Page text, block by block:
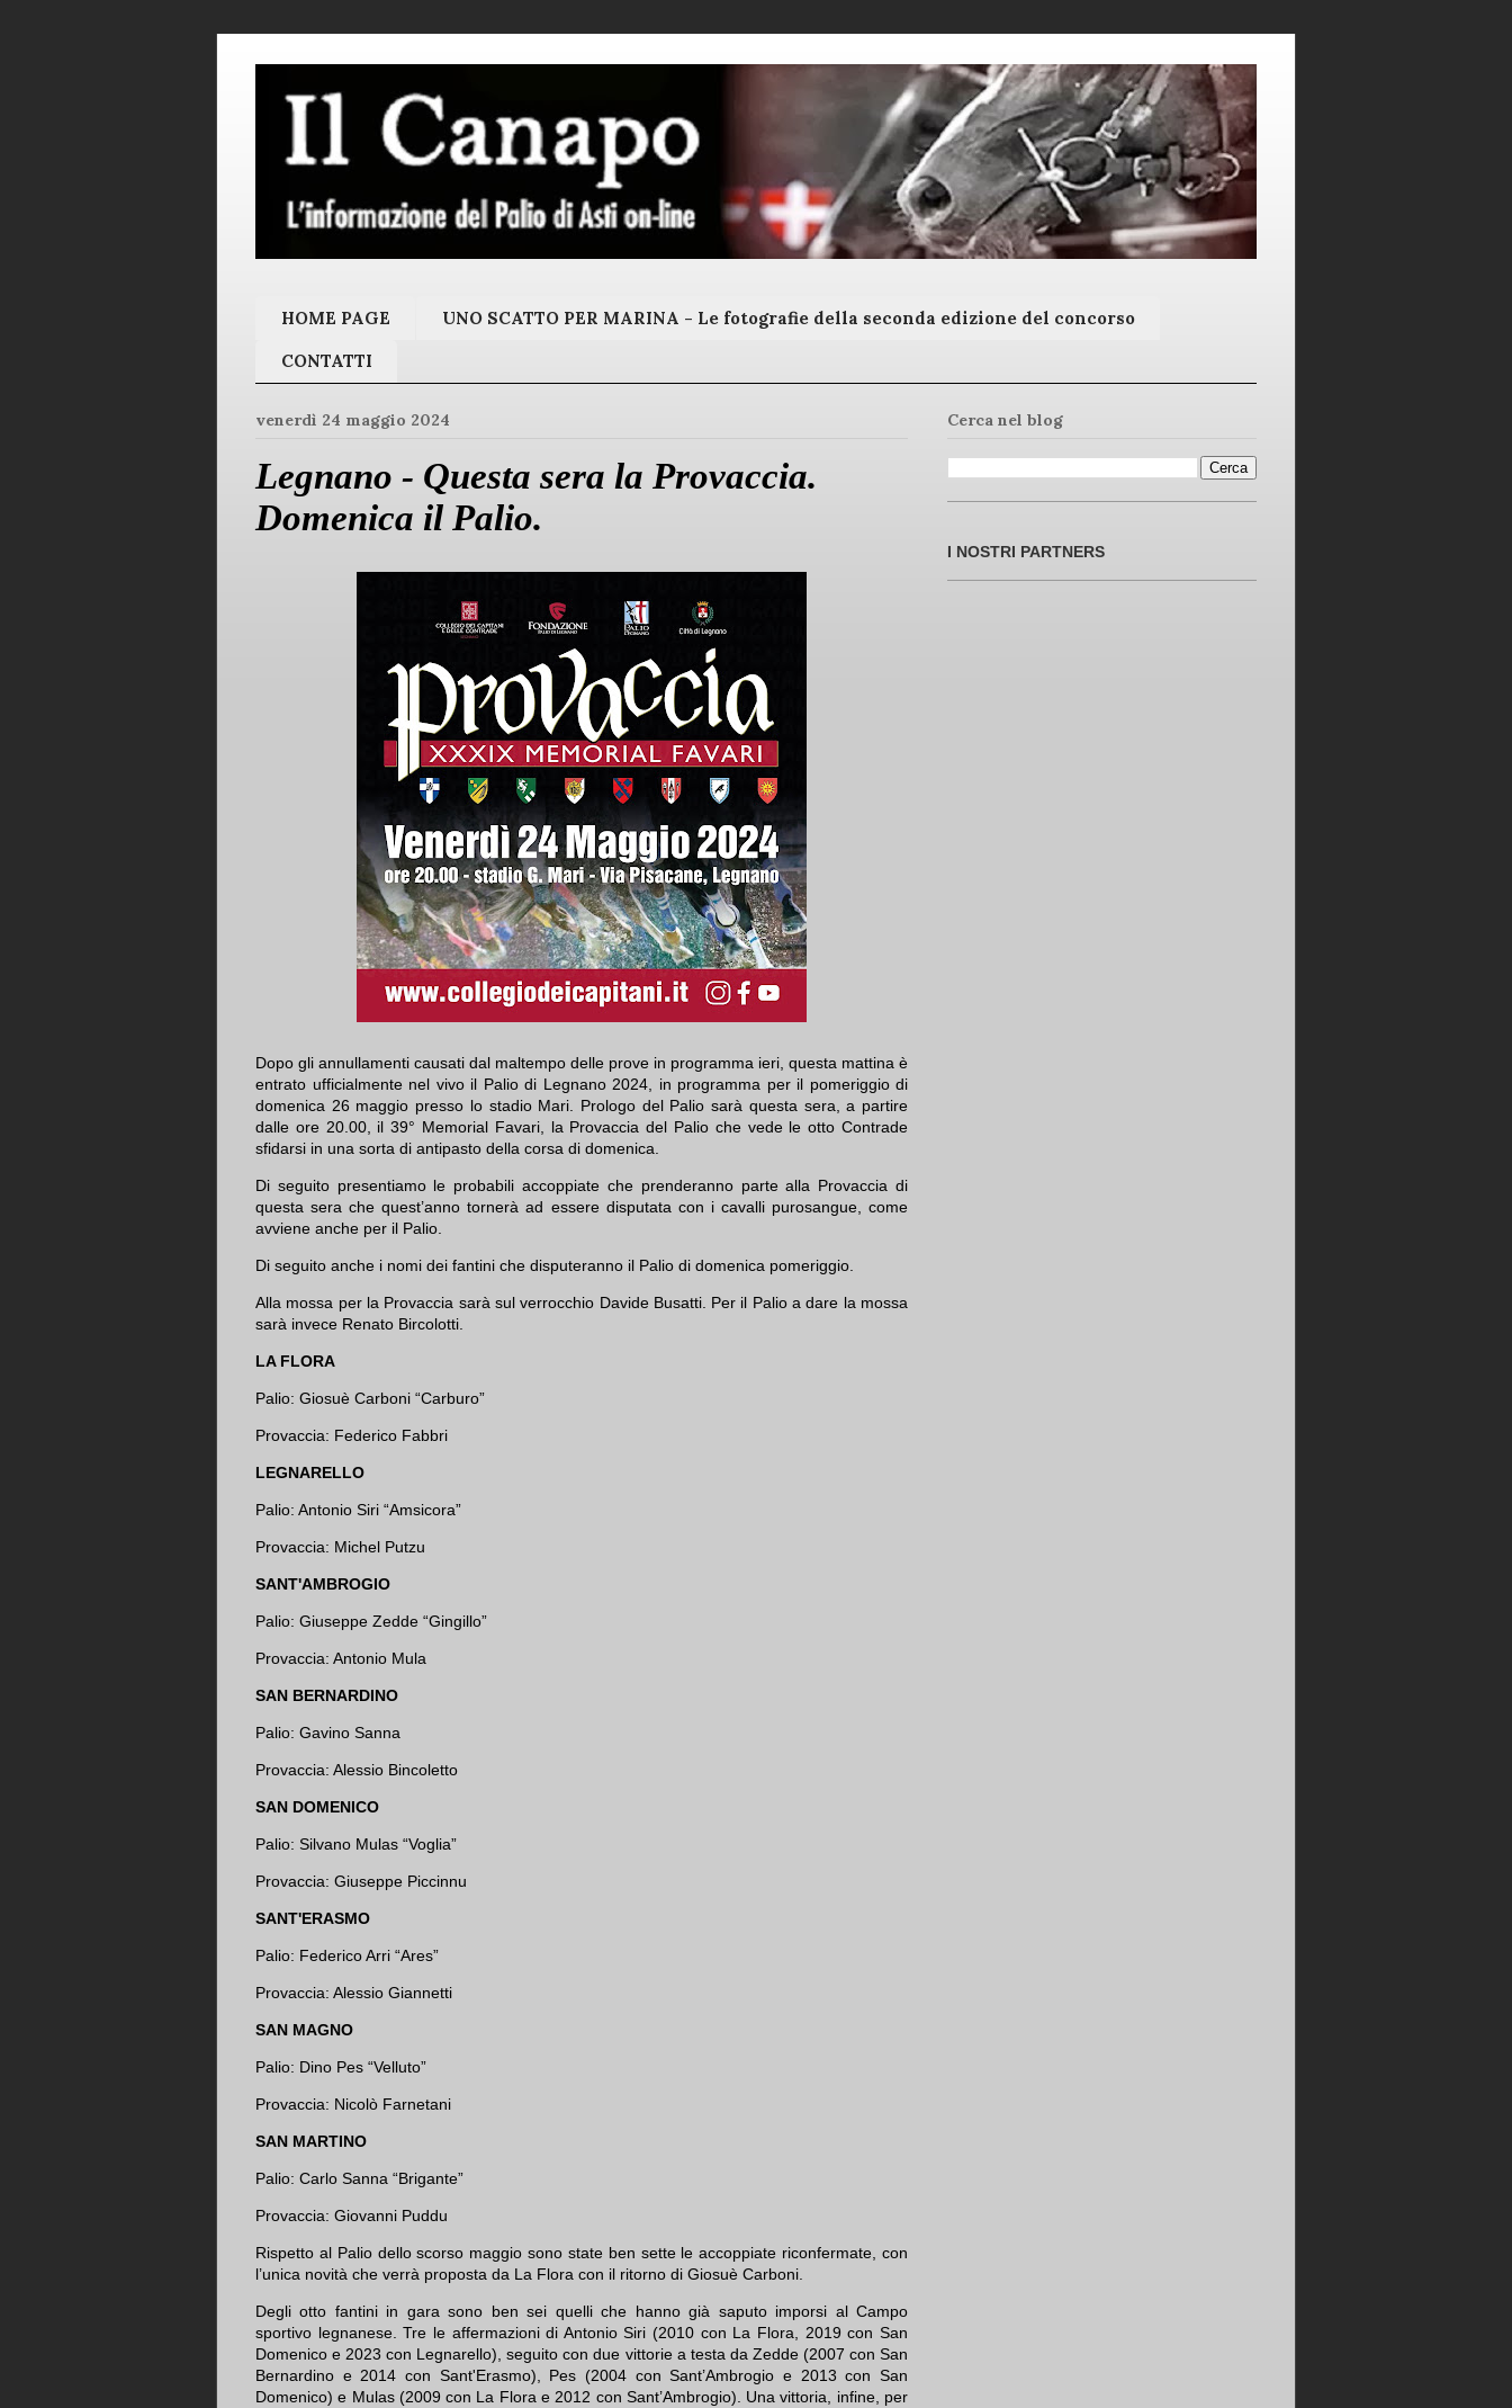
HOME PAGE UNO SCATTO PER MARINA - Le fotografie della seconda edizione del concorso
CONTATTI
venerdì 24 maggio 2024
Legnano - Questa sera la Provaccia.
Domenica il Palio.
Dopo gli annullamenti causati dal maltempo delle prove in programma ieri, questa mattina è
entrato ufficialmente nel vivo il Palio di Legnano 2024, in programma per il pomeriggio di
domenica 26 maggio presso lo stadio Mari. Prologo del Palio sarà questa sera, a partire
dalle ore 20.00, il 39° Memorial Favari, la Provaccia del Palio che vede le otto Contrade
sfidarsi in una sorta di antipasto della corsa di domenica.
Di seguito presentiamo le probabili accoppiate che prenderanno parte alla Provaccia di
questa sera che quest’anno tornerà ad essere disputata con i cavalli purosangue, come
avviene anche per il Palio.
Di seguito anche i nomi dei fantini che disputeranno il Palio di domenica pomeriggio.
Alla mossa per la Provaccia sarà sul verrocchio Davide Busatti. Per il Palio a dare la mossa
sarà invece Renato Bircolotti.
LA FLORA
Palio: Giosuè Carboni “Carburo”
Provaccia: Federico Fabbri
LEGNARELLO
Palio: Antonio Siri “Amsicora”
Provaccia: Michel Putzu
SANT'AMBROGIO
Palio: Giuseppe Zedde “Gingillo”
Provaccia: Antonio Mula
SAN BERNARDINO
Palio: Gavino Sanna
Provaccia: Alessio Bincoletto
SAN DOMENICO
Palio: Silvano Mulas “Voglia”
Provaccia: Giuseppe Piccinnu
SANT'ERASMO
Palio: Federico Arri “Ares”
Provaccia: Alessio Giannetti
SAN MAGNO
Palio: Dino Pes “Velluto”
Provaccia: Nicolò Farnetani
SAN MARTINO
Palio: Carlo Sanna “Brigante”
Provaccia: Giovanni Puddu
Rispetto al Palio dello scorso maggio sono state ben sette le accoppiate riconfermate, con
l’unica novità che verrà proposta da La Flora con il ritorno di Giosuè Carboni.
Degli otto fantini in gara sono ben sei quelli che hanno già saputo imporsi al Campo
sportivo legnanese. Tre le affermazioni di Antonio Siri (2010 con La Flora, 2019 con San
Domenico e 2023 con Legnarello), seguito con due vittorie a testa da Zedde (2007 con San
Bernardino e 2014 con Sant'Erasmo), Pes (2004 con Sant’Ambrogio e 2013 con San
Domenico) e Mulas (2009 con La Flora e 2012 con Sant’Ambrogio). Una vittoria, infine, per
Cerca nel blog
I NOSTRI PARTNERS